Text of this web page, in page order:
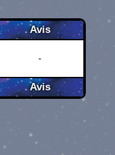
Avis
-
Avis